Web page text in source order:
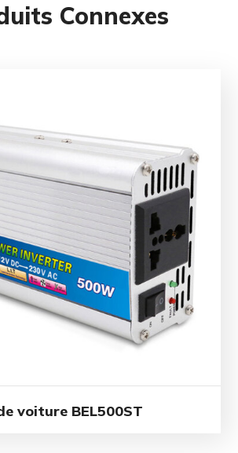
Connexes
voiture BEL500ST